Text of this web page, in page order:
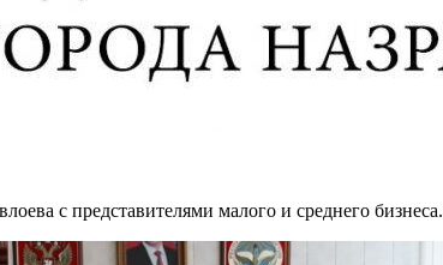
с представителями малого и среднего бизнеса.